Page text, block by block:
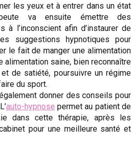
les yeux et à entrer dans un état
va ensuite émettre des
à l’inconscient afin d’instaurer de
suggestions hypnotiques pour
le fait de manger une alimentation
alimentation saine, bien reconnaître
de satiété, poursuivre un régime
du sport.
donner des conseils pour
auto-hypnose permet au patient de
dans cette thérapie, après les
pour une meilleure santé et